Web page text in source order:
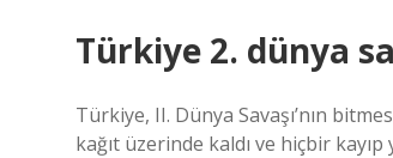
Türkiye 2. dünya
Türkiye, II. Dünya Savaşı’nın
kağıt üzerinde kaldı ve hiçbir kayıp